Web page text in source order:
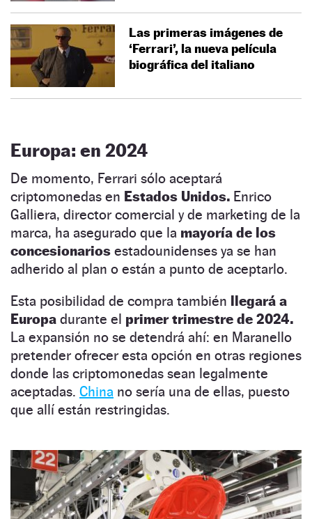
Las primeras imágenes de
‘Ferrari’, la nueva película
biográfica del italiano
Europa: en 2024
De momento, Ferrari sólo aceptará
criptomonedas en Estados Unidos. Enrico
Galliera, director comercial y de marketing de la
marca, ha asegurado que la mayoría de los
concesionarios estadounidenses ya se han
adherido al plan o están a punto de aceptarlo.
Esta posibilidad de compra también llegará a
Europa durante el primer trimestre de 2024.
La expansión no se detendrá ahí: en Maranello
pretender ofrecer esta opción en otras regiones
donde las criptomonedas sean legalmente
aceptadas. China no sería una de ellas, puesto
que allí están restringidas.